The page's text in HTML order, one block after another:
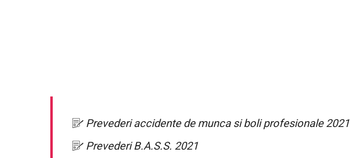
Prevederi accidente de munca si boli profesionale 2021
Prevederi B.A.S.S. 2021